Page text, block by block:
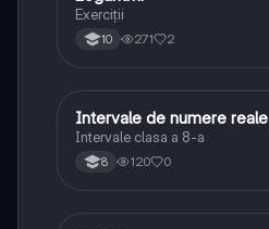
Exerciții
10 271 2
Matematică
Intervale de numere reale
Intervale clasa a 8-a
8 120 0